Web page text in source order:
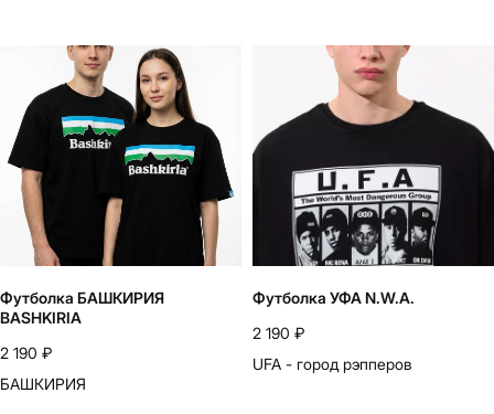
Футболка БАШКИРИЯ
BASHKIRIA
2 190 ₽
БАШКИРИЯ
Футболка УФА N.W.A.
2 190 ₽
UFA - город рэпперов